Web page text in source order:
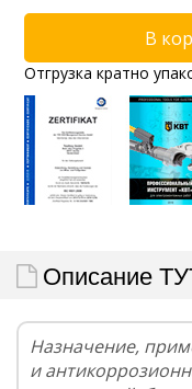
Отгрузка кратно
Описание
Назначение,
и